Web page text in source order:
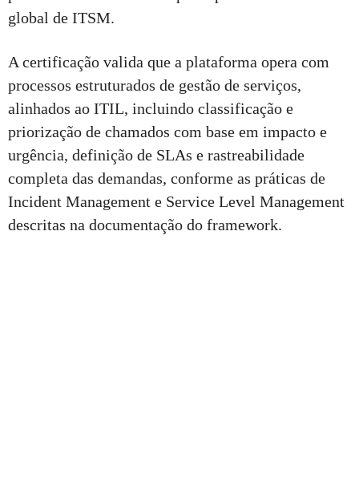
global de ITSM.
A certificação valida que a plataforma opera com
processos estruturados de gestão de serviços,
alinhados ao ITIL, incluindo classificação e
priorização de chamados com base em impacto e
urgência, definição de SLAs e rastreabilidade
completa das demandas, conforme as práticas de
Incident Management e Service Level Management
descritas na documentação do framework.